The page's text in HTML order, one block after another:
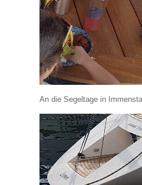
An die Segeltage in